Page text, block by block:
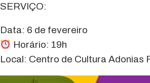
SERVIÇO:
Data: 6 de fevereiro
Horário: 19h
Local: Centro de Cultura Adonias